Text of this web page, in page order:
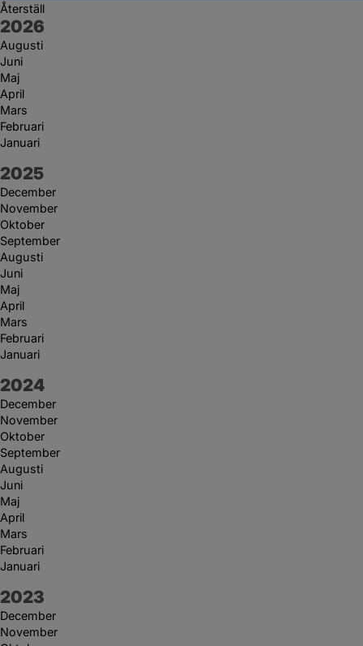
Återställ
År:
2026
Augusti
Juni
Maj
April
Mars
Februari
Januari
År:
2025
December
November
Oktober
September
Augusti
Juni
Maj
April
Mars
Februari
Januari
År:
2024
December
November
Oktober
September
Augusti
Juni
Maj
April
Mars
Februari
Januari
År:
2023
December
November